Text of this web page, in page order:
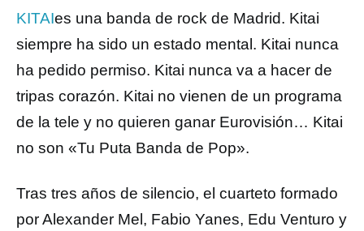
KITAIes una banda de rock de Madrid. Kitai
siempre ha sido un estado mental. Kitai nunca
ha pedido permiso. Kitai nunca va a hacer de
tripas corazón. Kitai no vienen de un programa
de la tele y no quieren ganar Eurovisión… Kitai
no son «Tu Puta Banda de Pop».
Tras tres años de silencio, el cuarteto formado
por Alexander Mel, Fabio Yanes, Edu Venturo y